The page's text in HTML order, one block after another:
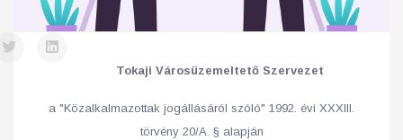
Tokaji Városüzemeltető Szervezet
a "Közalkalmazottak jogállásáról szóló" 1992. évi XXXIII.
törvény 20/A. § alapján